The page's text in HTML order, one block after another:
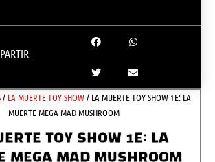
/ LA MUERTE TOY SHOW/ LA MUERTE TOY SHOW 1E: LA
MUERTE MEGA MAD MUSHROOM
TOY SHOW 1E: LA
MEGA MAD MUSHROOM